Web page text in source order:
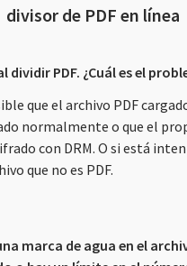
divisor de PDF en línea
dividir PDF. ¿Cuál es el
que el archivo PDF
normalmente o que el
con DRM. O si está
que no es PDF.
marca de agua en el